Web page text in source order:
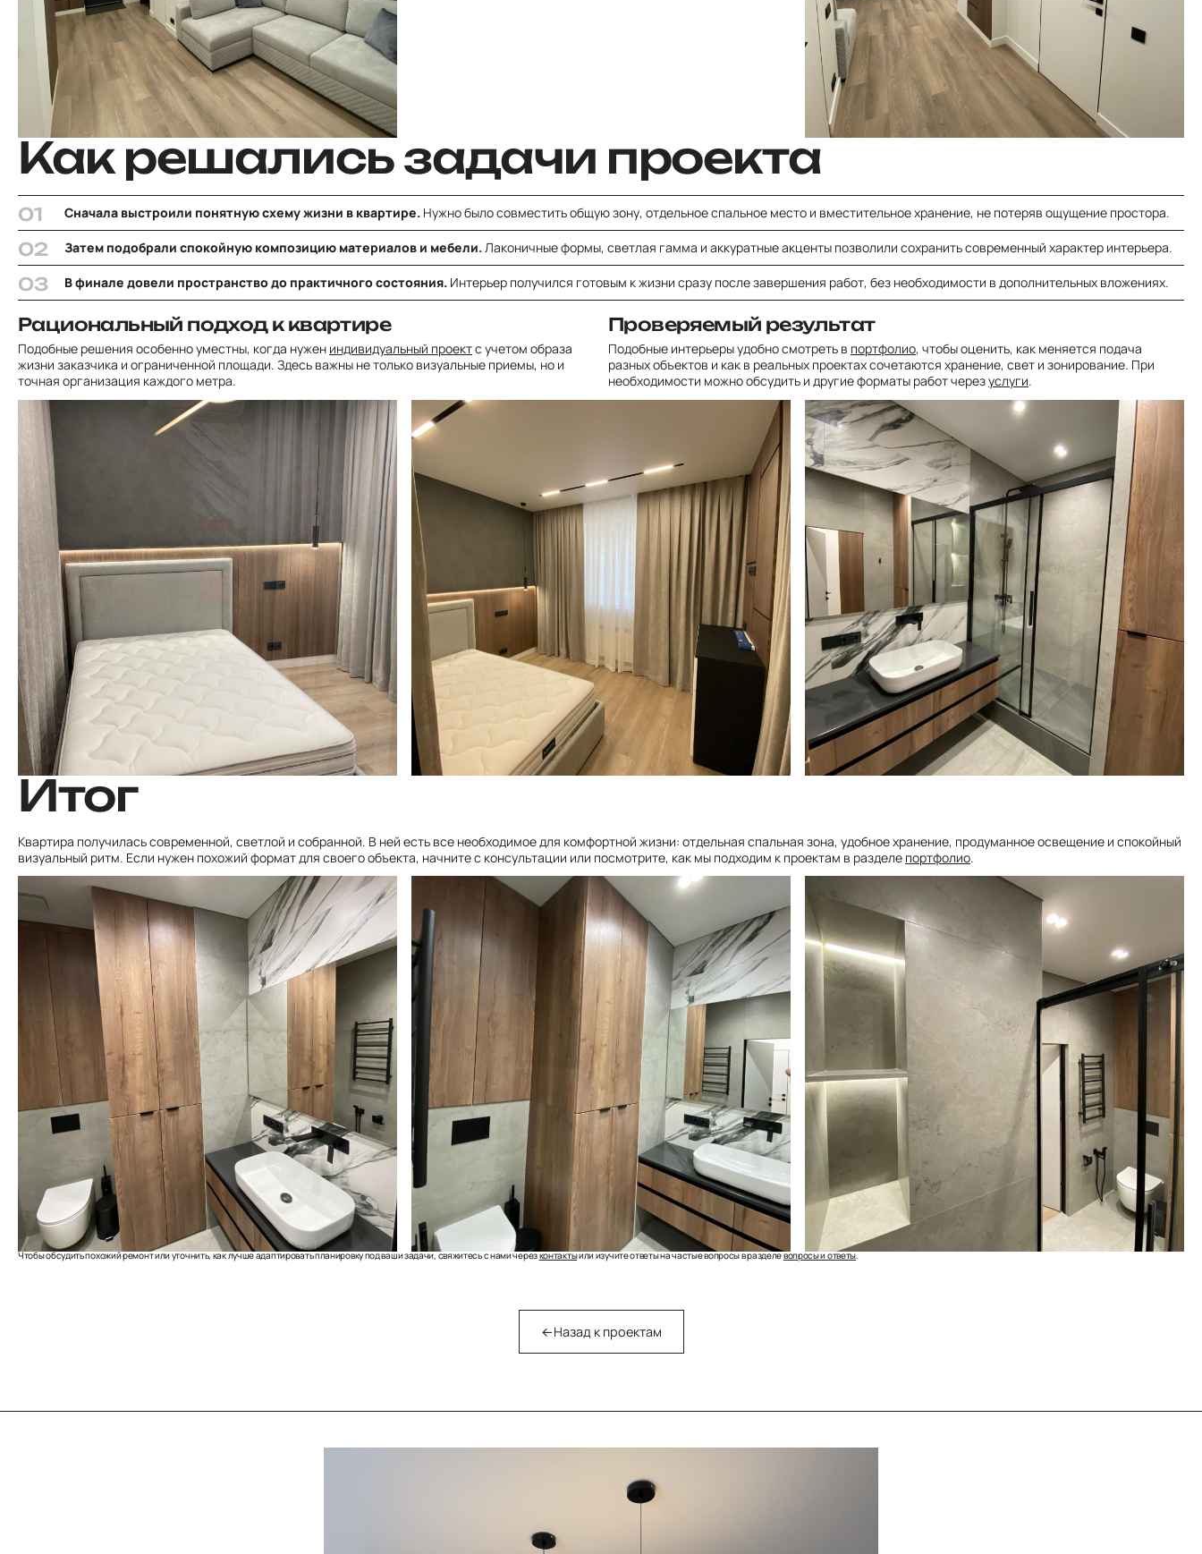
Как решались задачи проекта
Сначала выстроили понятную схему жизни в квартире. Нужно было совместить общую зону, отдельное спальное место и вместительное хранение, не потеряв ощущение простора.
Затем подобрали спокойную композицию материалов и мебели.Лаконичные формы, светлая гамма и аккуратные акценты позволили сохранить современный характер интерьера.
В финале довели пространство до практичного состояния. Интерьер получился готовым к жизни сразу после завершения работ, без необходимости в дополнительных вложениях.
Рациональный подход к квартире
Подобные решения особенно уместны, когда нужен индивидуальный проектс учетом образа
жизни заказчика и ограниченной площади. Здесь важны не только визуальные приемы, но и
точная организация каждого метра.
Проверяемый результат
Подобные интерьеры удобно смотреть в портфолио, чтобы оценить, как меняется подача
разных объектов и как в реальных проектах сочетаются хранение, свет и зонирование. При
необходимости можно обсудить и другие форматы работ черезуслуги.
Итог
Квартира получилась современной, светлой и собранной. В ней есть все необходимое для комфортной жизни: отдельная спальная зона, удобное хранение, продуманное освещение и спокойный
визуальный ритм. Если нужен похожий формат для своего объекта, начните с консультации или посмотрите, как мы подходим к проектам в разделе портфолио.
Чтобы обсудить похожий ремонт или уточнить, как лучше адаптировать планировку под ваши задачи, свяжитесь с нами черезконтактыили изучите ответы на частые вопросы в разделевопросы и ответы.
←Назад к проектам